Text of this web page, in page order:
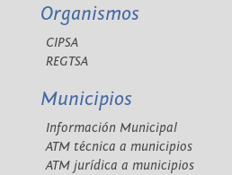
Organismos
CIPSA
REGTSA
Municipios
Información Municipal
ATM técnica a municipios
ATM jurídica a municipios